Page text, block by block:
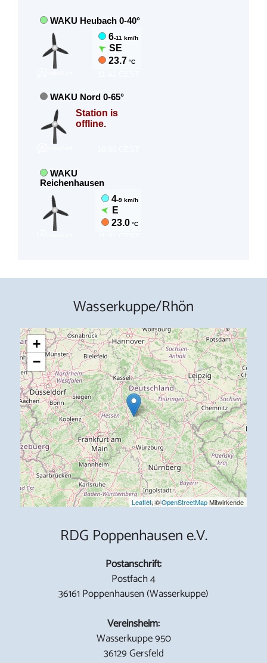
Wasserkuppe/Rhön
+
−
Leaflet, ©OpenStreetMapMitwirkende
RDG Poppenhausen e.V.
Postanschrift:
Postfach 4
36161 Poppenhausen (Wasserkuppe)
Vereinsheim:
Wasserkuppe 950
36129 Gersfeld